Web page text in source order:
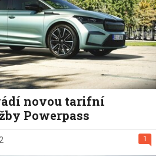
novou tarifní
Powerpass
1